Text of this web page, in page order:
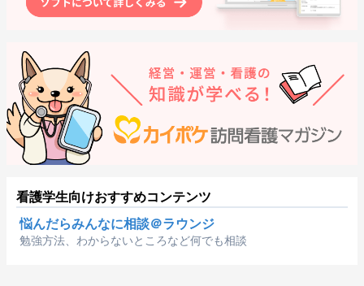
看護学生向けおすすめコンテンツ
悩んだらみんなに相談＠ラウンジ
勉強方法、わからないところなど何でも相談